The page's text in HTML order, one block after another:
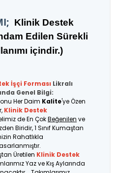
K linik Destek
Edilen Sürekli
içindir.)
İşçi Forması Likralı
Genel Bilgi:
Her Daim Kalite'ye Özen
Klinik Destek
de En ÇokBeğenilen ve
Biridir, 1 Sınıf Kumaştan
Rahatlıkla
Üretilen Klinik Destek
Yaz ve Kış Aylarında